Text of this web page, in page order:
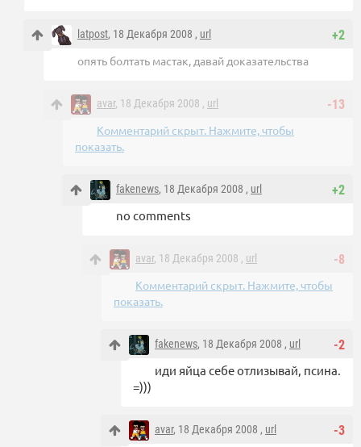
+2
latpost, 18 Декабря 2008 , url
опять болтать мастак, давай доказательства
-13
avar, 18 Декабря 2008 , url
Комментарий скрыт. Нажмите, чтобы
показать.
+2
fakenews, 18 Декабря 2008 , url
no comments
-8
avar, 18 Декабря 2008 , url
Комментарий скрыт. Нажмите, чтобы
показать.
-2
fakenews, 18 Декабря 2008 , url
иди яйца себе отлизывай, псина.
=)))
-3
avar, 18 Декабря 2008 , url